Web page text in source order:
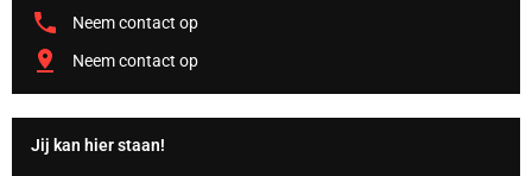
Neem contact op
Neem contact op
Jij kan hier staan!